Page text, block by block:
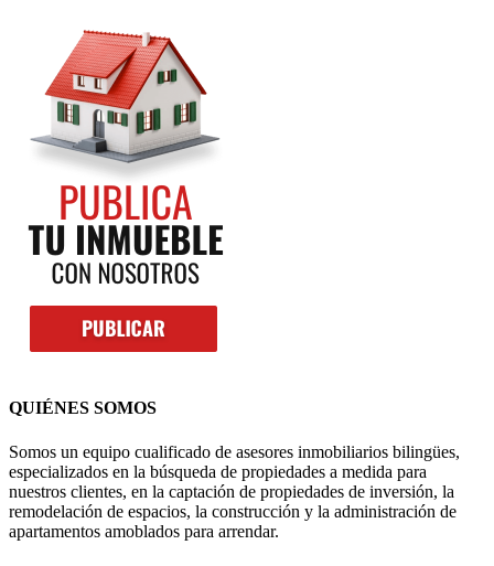
QUIÉNES SOMOS
Somos un equipo cualificado de asesores inmobiliarios bilingües,
especializados en la búsqueda de propiedades a medida para
nuestros clientes, en la captación de propiedades de inversión, la
remodelación de espacios, la construcción y la administración de
apartamentos amoblados para arrendar.